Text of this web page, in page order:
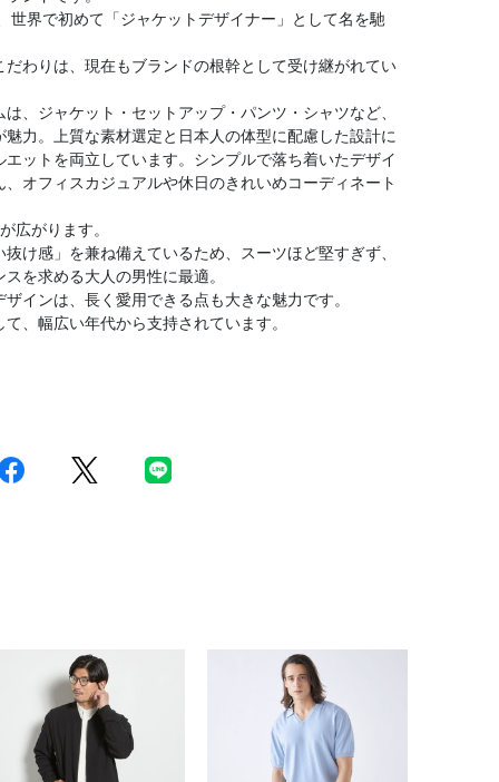
世界で初めて「ジャケットデザイナー」として名を馳
わりは、現在もブランドの根幹として受け継がれてい
、ジャケット・セットアップ・パンツ・シャツなど、
力。上質な素材選定と日本人の体型に配慮した設計に
ットを両立しています。シンプルで落ち着いたデザイ
オフィスカジュアルや休日のきれいめコーディネート
広がります。
け感」を兼ね備えているため、スーツほど堅すぎず、
を求める大人の男性に最適。
インは、長く愛用できる点も大きな魅力です。
、幅広い年代から支持されています。